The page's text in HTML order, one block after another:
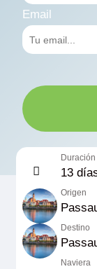
Email
Duración
13
Origen
Destino
Naviera